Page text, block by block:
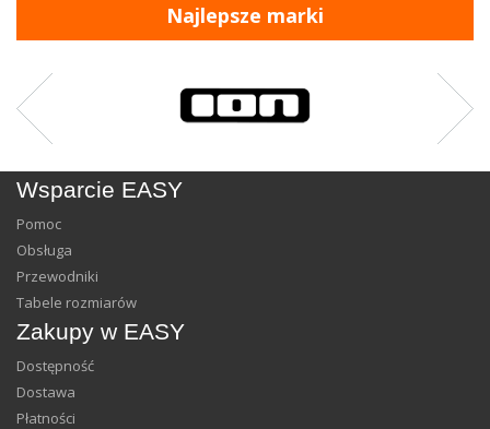
Najlepsze marki
Wsparcie EASY
Pomoc
Obsługa
Przewodniki
Tabele rozmiarów
Zakupy w EASY
Dostępność
Dostawa
Płatności